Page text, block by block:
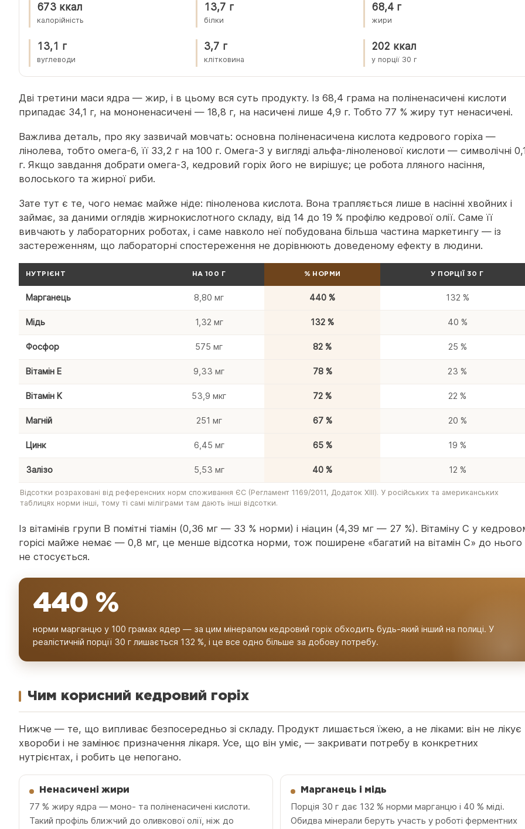
673 ккал
калорійність
13,7 г
білки
68,4 г
жири
13,1 г
вуглеводи
3,7 г
клітковина
202 ккал
у порції 30 г
Дві третини маси ядра — жир, і в цьому вся суть продукту. Із 68,4 грама на поліненасичені кислоти
припадає 34,1 г, на мононенасичені — 18,8 г, на насичені лише 4,9 г. Тобто 77 % жиру тут ненасичені.
Важлива деталь, про яку зазвичай мовчать: основна поліненасичена кислота кедрового горіха —
лінолева, тобто омега-6, її 33,2 г на 100 г. Омега-3 у вигляді альфа-ліноленової кислоти — символічні
г. Якщо завдання добрати омега-3, кедровий горіх його не вирішує; це робота лляного насіння,
волоського та жирної риби.
Зате тут є те, чого немає майже ніде: піноленова кислота. Вона трапляється лише в насінні хвойних і
займає, за даними оглядів жирнокислотного складу, від 14 до 19 % профілю кедрової олії. Саме її
вивчають у лабораторних роботах, і саме навколо неї побудована більша частина маркетингу — із
застереженням, що лабораторні спостереження не дорівнюють доведеному ефекту в людини.
НУТРІЄНТ НА 100 Г % НОРМИ У ПОРЦІЇ 30 Г
Марганець 8,80 мг 440 % 132 %
Мідь 1,32 мг 132 % 40 %
Фосфор 575 мг 82 % 25 %
Вітамін E 9,33 мг 78 % 23 %
Вітамін K 53,9 мкг 72 % 22 %
Магній 251 мг 67 % 20 %
Цинк 6,45 мг 65 % 19 %
Залізо 5,53 мг 40 % 12 %
Відсотки розраховані від референсних норм споживання ЄС (Регламент 1169/2011, Додаток XIII). У російських та американських
таблицях норми інші, тому ті самі міліграми там дають інші відсотки.
Із вітамінів групи B помітні тіамін (0,36 мг — 33 % норми) і ніацин (4,39 мг — 27 %). Вітаміну C у
горісі майже немає — 0,8 мг, це менше відсотка норми, тож поширене «багатий на вітамін C» до нього
не стосується.
440 %
норми марганцю у 100 грамах ядер — за цим мінералом кедровий горіх обходить будь-який інший на полиці. У
реалістичній порції 30 г лишається 132 %, і це все одно більше за добову потребу.
Чим корисний кедровий горіх
Нижче — те, що випливає безпосередньо зі складу. Продукт лишається їжею, а не ліками: він не лікує
хвороби і не замінює призначення лікаря. Усе, що він уміє, — закривати потребу в конкретних
нутрієнтах, і робить це непогано.
Ненасичені жири
77 % жиру ядра — моно- та поліненасичені кислоти.
Такий профіль ближчий до оливкової олії, ніж до
Марганець і мідь
Порція 30 г дає 132 % норми марганцю і 40 % міді.
Обидва мінерали беруть участь у роботі ферментних